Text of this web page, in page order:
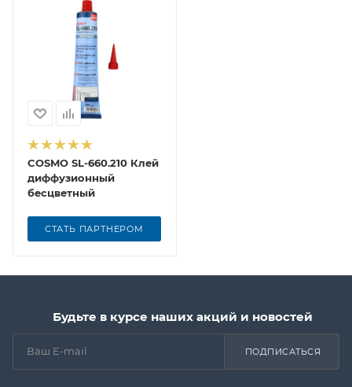
COSMO SL-660.210 Клей
диффузионный
бесцветный
СТАТЬ ПАРТНЕРОМ
Будьте в курсе наших акций и новостей
ПОДПИСАТЬСЯ